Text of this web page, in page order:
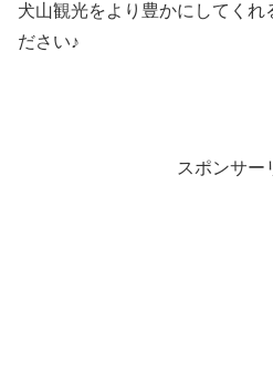
犬山観光をより豊かにしてくれ
ださい♪
スポンサー